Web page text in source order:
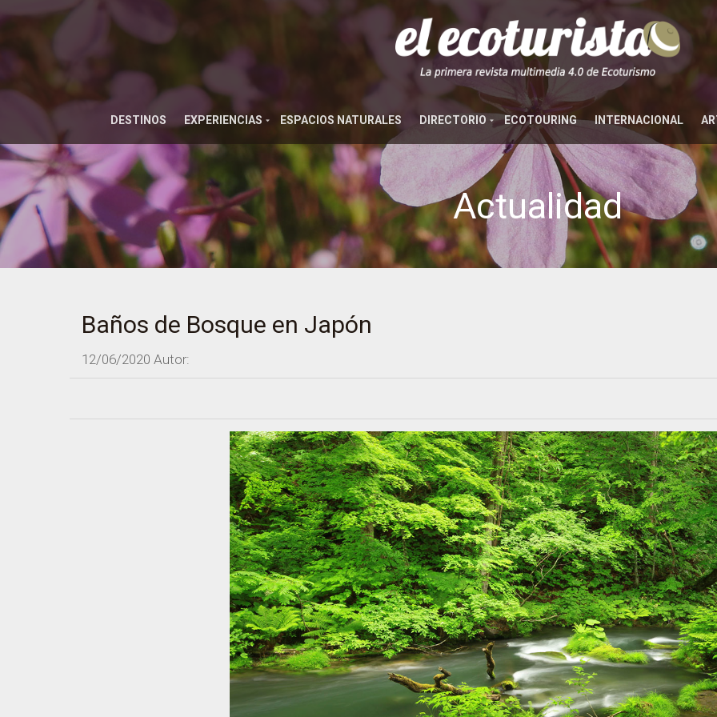
DESTINOS EXPERIENCIAS ESPACIOS NATURALES DIRECTORIO ECOTOURING INTERNACIONAL
Actualidad
Baños de Bosque en Japón
12/06/2020 Autor: